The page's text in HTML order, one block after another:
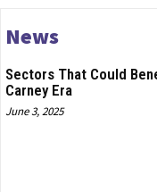
News
Sectors That Could
Carney Era
June 3, 2025